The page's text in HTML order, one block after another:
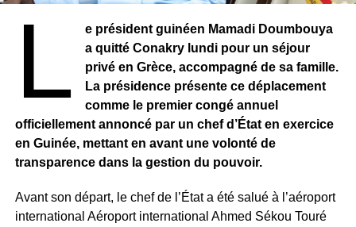
L
e président guinéen Mamadi Doumbouya
a quitté Conakry lundi pour un séjour
privé en Grèce, accompagné de sa famille.
La présidence présente ce déplacement
comme le premier congé annuel
officiellement annoncé par un chef d’État en exercice
en Guinée, mettant en avant une volonté de
transparence dans la gestion du pouvoir.
Avant son départ, le chef de l’État a été salué à l’aéroport
international Aéroport international Ahmed Sékou Touré